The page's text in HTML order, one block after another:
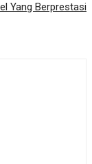
Yang Berprestasi